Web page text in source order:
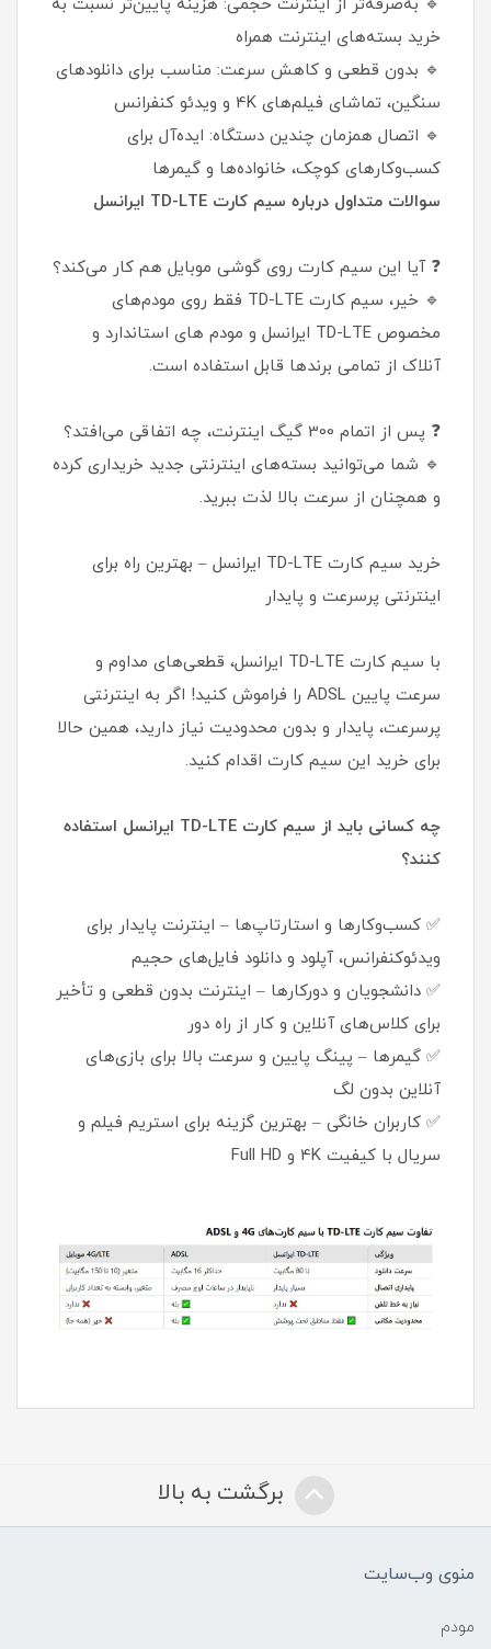
🔹 به‌صرفه‌تر از اینترنت حجمی: هزینه پایین‌تر نسبت به
خرید بسته‌های اینترنت همراه
🔹 بدون قطعی و کاهش سرعت: مناسب برای دانلودهای
سنگین، تماشای فیلم‌های 4K و ویدئو کنفرانس
🔹 اتصال همزمان چندین دستگاه: ایده‌آل برای
کسب‌وکارهای کوچک، خانواده‌ها و گیمرها
سوالات متداول درباره سیم کارت TD-LTE ایرانسل
❓ آیا این سیم کارت روی گوشی موبایل هم کار می‌کند؟
🔹 خیر، سیم کارت TD-LTE فقط روی مودم‌های
مخصوص TD-LTE ایرانسل و مودم های استاندارد و
آنلاک از تمامی برندها قابل استفاده است.
❓ پس از اتمام 300 گیگ اینترنت، چه اتفاقی می‌افتد؟
🔹 شما می‌توانید بسته‌های اینترنتی جدید خریداری کرده
و همچنان از سرعت بالا لذت ببرید.
خرید سیم کارت TD-LTE ایرانسل – بهترین راه برای
اینترنتی پرسرعت و پایدار
با سیم کارت TD-LTE ایرانسل، قطعی‌های مداوم و
سرعت پایین ADSL را فراموش کنید! اگر به اینترنتی
پرسرعت، پایدار و بدون محدودیت نیاز دارید، همین حالا
برای خرید این سیم کارت اقدام کنید.
چه کسانی باید از سیم کارت TD-LTE ایرانسل استفاده
کنند؟
✅ کسب‌وکارها و استارتاپ‌ها – اینترنت پایدار برای
ویدئوکنفرانس، آپلود و دانلود فایل‌های حجیم
✅ دانشجویان و دورکارها – اینترنت بدون قطعی و تأخیر
برای کلاس‌های آنلاین و کار از راه دور
✅ گیمرها – پینگ پایین و سرعت بالا برای بازی‌های
آنلاین بدون لگ
✅ کاربران خانگی – بهترین گزینه برای استریم فیلم و
سریال با کیفیت 4K و Full HD
برگشت به بالا
منوی وب‌سایت
مودم